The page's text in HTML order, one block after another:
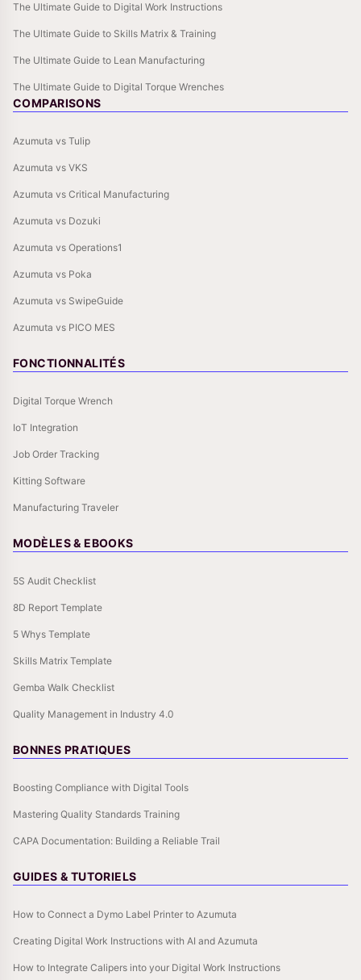
The Ultimate Guide to Digital Work Instructions
The Ultimate Guide to Skills Matrix & Training
The Ultimate Guide to Lean Manufacturing
The Ultimate Guide to Digital Torque Wrenches
COMPARISONS
Azumuta vs Tulip
Azumuta vs VKS
Azumuta vs Critical Manufacturing
Azumuta vs Dozuki
Azumuta vs Operations1
Azumuta vs Poka
Azumuta vs SwipeGuide
Azumuta vs PICO MES
FONCTIONNALITÉS
Digital Torque Wrench
IoT Integration
Job Order Tracking
Kitting Software
Manufacturing Traveler
MODÈLES & EBOOKS
5S Audit Checklist
8D Report Template
5 Whys Template
Skills Matrix Template
Gemba Walk Checklist
Quality Management in Industry 4.0
BONNES PRATIQUES
Boosting Compliance with Digital Tools
Mastering Quality Standards Training
CAPA Documentation: Building a Reliable Trail
GUIDES & TUTORIELS
How to Connect a Dymo Label Printer to Azumuta
Creating Digital Work Instructions with AI and Azumuta
How to Integrate Calipers into your Digital Work Instructions